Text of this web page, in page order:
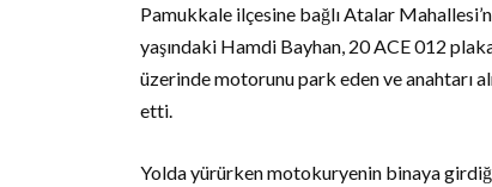
Pamukkale ilçesine bağlı Atalar
yaşındaki Hamdi Bayhan, 20 ACE 012
üzerinde motorunu park eden ve anahtarı
etti.
Yolda yürürken motokuryenin binaya